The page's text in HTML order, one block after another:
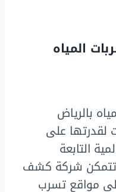
المياه
بالرياض
لقدرتها على
التابعة
تتمكن شركة كشف
مواقع تسرب